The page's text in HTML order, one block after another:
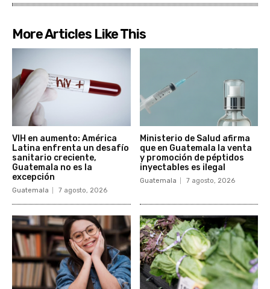
More Articles Like This
VIH en aumento: América
Latina enfrenta un desafío
sanitario creciente,
Guatemala no es la
excepción
Guatemala 7 agosto, 2026
Ministerio de Salud afirma
que en Guatemala la venta
y promoción de péptidos
inyectables es ilegal
Guatemala 7 agosto, 2026